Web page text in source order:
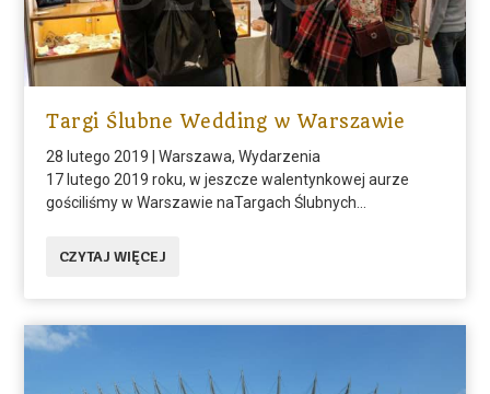
Targi Ślubne Wedding w Warszawie
28 lutego 2019 |Warszawa,Wydarzenia
17 lutego 2019 roku, w jeszcze walentynkowej aurze
gościliśmy w Warszawie naTargach Ślubnych...
CZYTAJ WIĘCEJ